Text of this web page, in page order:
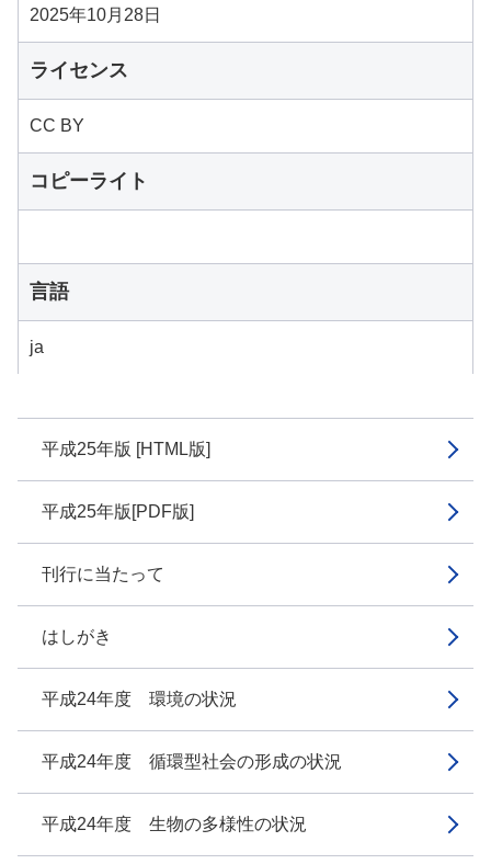
平成25年版 [HTML版]
平成25年版[PDF版]
刊行に当たって
はしがき
平成24年度 環境の状況
平成24年度 循環型社会の形成の状況
平成24年度 生物の多様性の状況
2025年10月28日
ライセンス
CC BY
コピーライト
言語
ja